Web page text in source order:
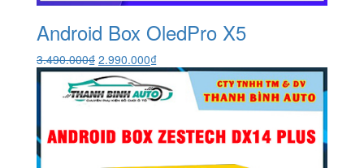
Android Box OledPro X5
3.490.000₫ Giá
gốc
là:
3.490.000₫.
2.990.000₫Giá
hiện
tại